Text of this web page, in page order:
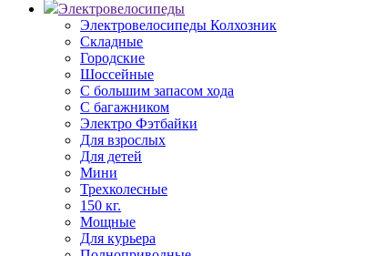
Электровелосипеды
Электровелосипеды Колхозник
Складные
Городские
Шоссейные
С большим запасом хода
С багажником
Электро Фэтбайки
Для взрослых
Для детей
Мини
Трехколесные
150 кг.
Мощные
Для курьера